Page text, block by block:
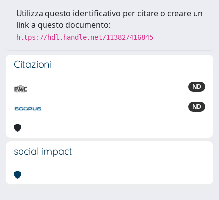
Utilizza questo identificativo per citare o creare un
link a questo documento:
https://hdl.handle.net/11382/416845
Citazioni
ND
ND
social impact